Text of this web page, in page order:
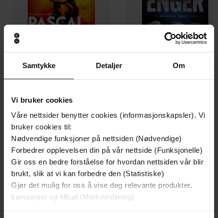
Samtykke Detaljer Om
Vi bruker cookies
Våre nettsider benytter cookies (informasjonskapsler). Vi
bruker cookies til:
Nødvendige funksjoner på nettsiden (Nødvendige)
Forbedrer opplevelsen din på vår nettside (Funksjonelle)
Gir oss en bedre forståelse for hvordan nettsiden vår blir
brukt, slik at vi kan forbedre den (Statistiske)
Gjør det mulig for oss å vise deg relevante produkter,
kampanjer og tilbud (Markedsføring)
249,-
Ingen
Pascal Engman
EBOK
Skinndød
EBOK
Undertittel A Mistborn Novel